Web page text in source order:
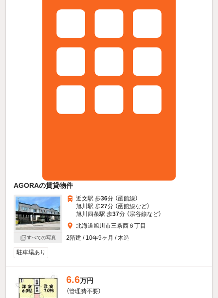
AGORAの賃貸物件
すべての写真
近文駅 歩36分 （函館線）
旭川駅 歩27分 （函館線など）
旭川四条駅 歩37分 （宗谷線など）
北海道旭川市三条西６丁目
2階建 / 10年9ヶ月 / 木造
駐車場あり
6.6万円
（管理費不要）